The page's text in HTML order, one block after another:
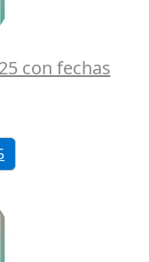
con fechas